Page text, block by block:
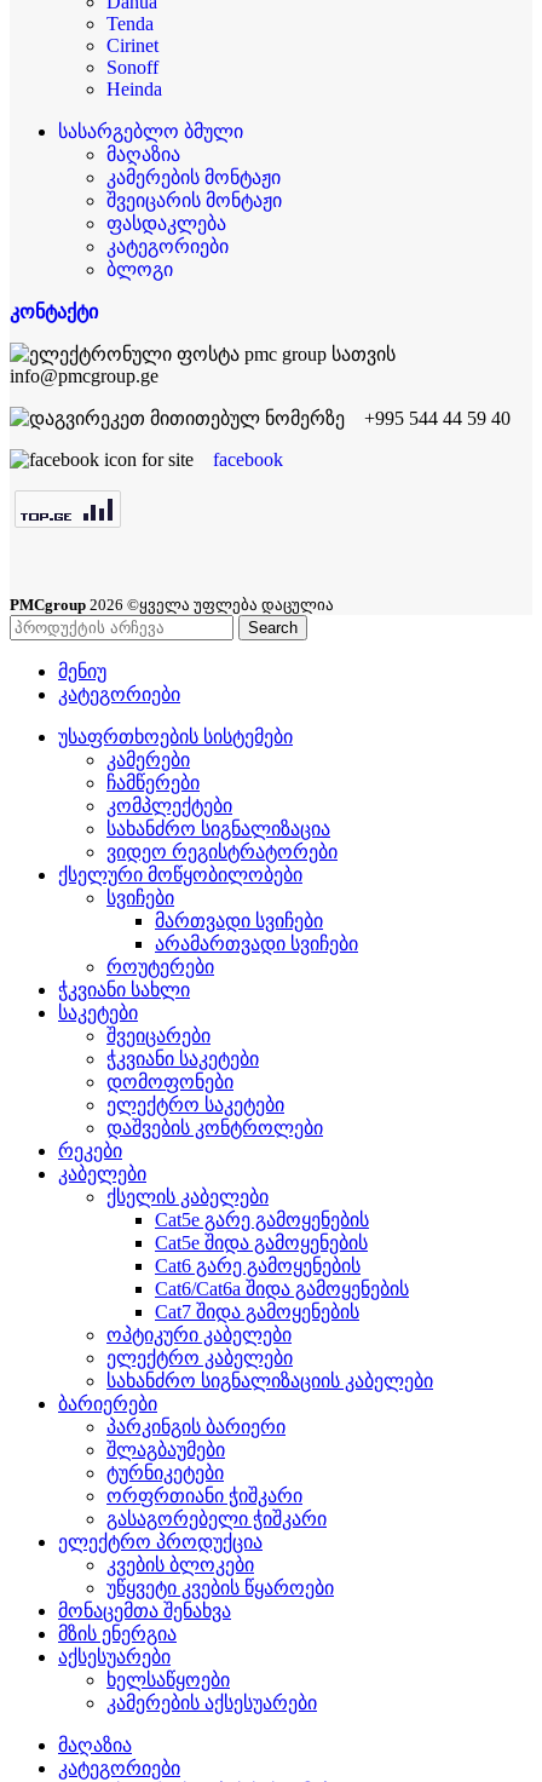
Tenda
Cirinet
Sonoff
Heinda
სასარგებლო ბმული
მაღაზია
კამერების მონტაჟი
შვეიცარის მონტაჟი
ფასდაკლება
კატეგორიები
ბლოგი
კონტაქტი
info@pmcgroup.ge
+995 544 44 59 40
facebook
PMCgroup 2026 ©ყველა უფლება დაცულია
Search
მენიუ
კატეგორიები
უსაფრთხოების სისტემები
კამერები
ჩამწერები
კომპლექტები
სახანძრო სიგნალიზაცია
ვიდეო რეგისტრატორები
ქსელური მოწყობილობები
სვიჩები
მართვადი სვიჩები
არამართვადი სვიჩები
როუტერები
ჭკვიანი სახლი
საკეტები
შვეიცარები
ჭკვიანი საკეტები
დომოფონები
ელექტრო საკეტები
დაშვების კონტროლები
რეკები
კაბელები
ქსელის კაბელები
Cat5e გარე გამოყენების
Cat5e შიდა გამოყენების
Cat6 გარე გამოყენების
Cat6/Cat6a შიდა გამოყენების
Cat7 შიდა გამოყენების
ოპტიკური კაბელები
ელექტრო კაბელები
სახანძრო სიგნალიზაციის კაბელები
ბარიერები
პარკინგის ბარიერი
შლაგბაუმები
ტურნიკეტები
ორფრთიანი ჭიშკარი
გასაგორებელი ჭიშკარი
ელექტრო პროდუქცია
კვების ბლოკები
უწყვეტი კვების წყაროები
მონაცემთა შენახვა
მზის ენერგია
აქსესუარები
ხელსაწყოები
კამერების აქსესუარები
მაღაზია
კატეგორიები